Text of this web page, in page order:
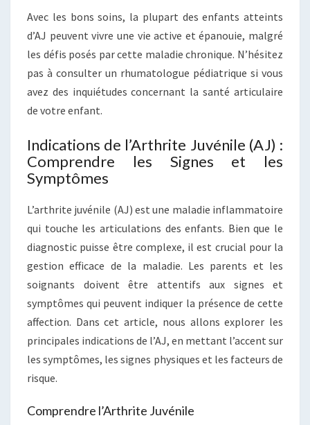
Avec les bons soins, la plupart des enfants atteints
d’AJ peuvent vivre une vie active et épanouie, malgré
les défis posés par cette maladie chronique. N’hésitez
pas à consulter un rhumatologue pédiatrique si vous
avez des inquiétudes concernant la santé articulaire
de votre enfant.
Indications de l’Arthrite Juvénile (AJ) :
Comprendre les Signes et les
Symptômes
L’arthrite juvénile (AJ) est une maladie inflammatoire
qui touche les articulations des enfants. Bien que le
diagnostic puisse être complexe, il est crucial pour la
gestion efficace de la maladie. Les parents et les
soignants doivent être attentifs aux signes et
symptômes qui peuvent indiquer la présence de cette
affection. Dans cet article, nous allons explorer les
principales indications de l’AJ, en mettant l’accent sur
les symptômes, les signes physiques et les facteurs de
risque.
Comprendre l’Arthrite Juvénile